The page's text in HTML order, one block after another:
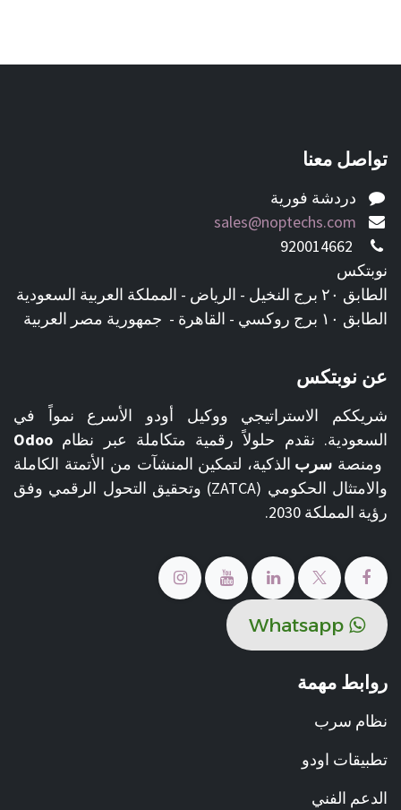
تواصل معنا
دردشة فورية
sales@noptechs.com
نوبتكس
الطابق ٢٠ برج النخيل - الرياض - المملكة العربية السعودية
الطابق ١٠ برج روكسي - القاهرة - جمهورية مصر العربية
عن نوبتكس
شريككم الاستراتيجي ووكيل أودو الأسرع نمواً في
السعودية. نقدم حلولاً رقمية متكاملة عبر نظام Odoo
ومنصة سرب الذكية، لتمكين المنشآت من الأتمتة الكاملة
والامتثال الحكومي (ZATCA) وتحقيق التحول الرقمي وفق
رؤية المملكة 2030.
روابط مهمة
نظام سرب
تطبيقات اودو
الدعم الفني